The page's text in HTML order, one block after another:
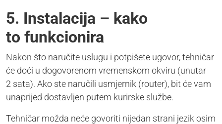
5. Instalacija – kako
to funkcionira
Nakon što naručite uslugu i potpišete ugovor, tehničar
će doći u dogovorenom vremenskom okviru (unutar
2 sata). Ako ste naručili usmjernik (router), bit će vam
unaprijed dostavljen putem kurirske službe.
Tehničar možda neće govoriti nijedan strani jezik osim